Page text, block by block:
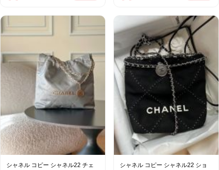
シャネル コピー シャネル22 チェ
シャネル コピー シャネル22 ショ